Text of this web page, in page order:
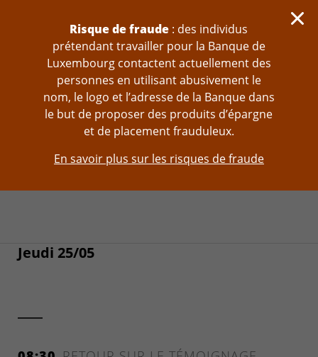
Risque de fraude : des individus
prétendant travailler pour la Banque de
Luxembourg contactent actuellement des
personnes en utilisant abusivement le
nom, le logo et l’adresse de la Banque dans
le but de proposer des produits d’épargne
et de placement frauduleux.
En savoir plus sur les risques de fraude
Jeudi 25/05